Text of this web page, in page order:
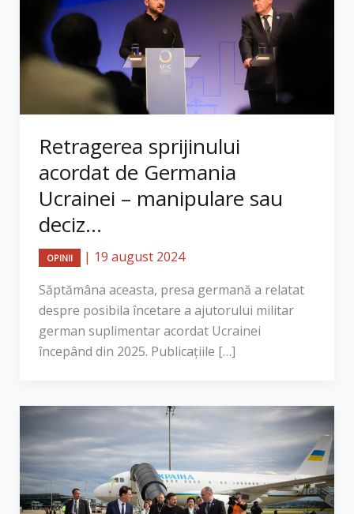
Retragerea sprijinului
acordat de Germania
Ucrainei – manipulare sau
deciz...
OPINII | 19 august 2024
Săptămâna aceasta, presa germană a relatat
despre posibila încetare a ajutorului militar
german suplimentar acordat Ucrainei
începând din 2025. Publicațiile […]